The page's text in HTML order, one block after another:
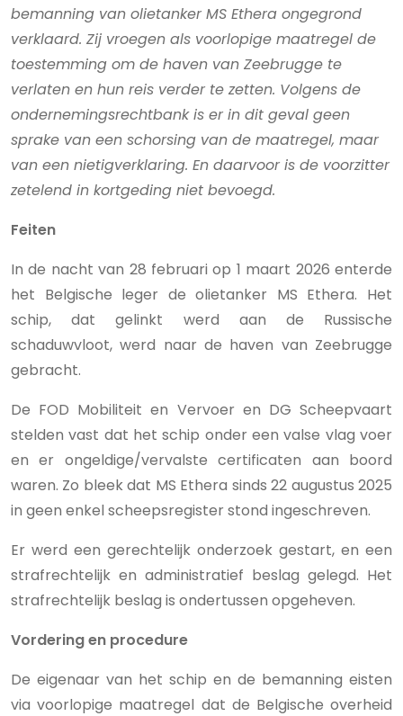
bemanning van olietanker MS Ethera ongegrond
verklaard. Zij vroegen als voorlopige maatregel de
toestemming om de haven van Zeebrugge te
verlaten en hun reis verder te zetten. Volgens de
ondernemingsrechtbank is er in dit geval geen
sprake van een schorsing van de maatregel, maar
van een nietigverklaring. En daarvoor is de voorzitter
zetelend in kortgeding niet bevoegd.
Feiten
In de nacht van 28 februari op 1 maart 2026 enterde
het Belgische leger de olietanker MS Ethera. Het
schip, dat gelinkt werd aan de Russische
schaduwvloot, werd naar de haven van Zeebrugge
gebracht.
De FOD Mobiliteit en Vervoer en DG Scheepvaart
stelden vast dat het schip onder een valse vlag voer
en er ongeldige/vervalste certificaten aan boord
waren. Zo bleek dat MS Ethera sinds 22 augustus 2025
in geen enkel scheepsregister stond ingeschreven.
Er werd een gerechtelijk onderzoek gestart, en een
strafrechtelijk en administratief beslag gelegd. Het
strafrechtelijk beslag is ondertussen opgeheven.
Vordering en procedure
De eigenaar van het schip en de bemanning eisten
via voorlopige maatregel dat de Belgische overheid